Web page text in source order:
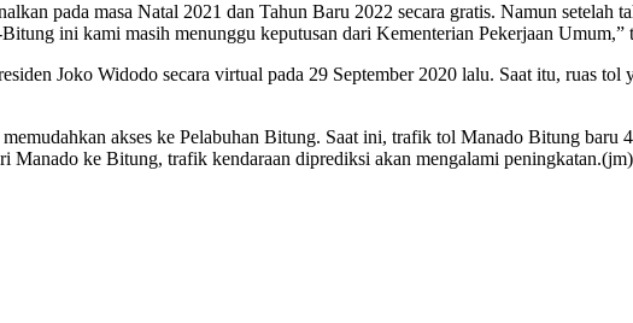
pada masa Natal 2021 dan Tahun Baru 2022 secara gratis. Namun
ini kami masih menunggu keputusan dari Kementerian Pekerjaan Umum,”
Joko Widodo secara virtual pada 29 September 2020 lalu. Saat itu, ruas
akses ke Pelabuhan Bitung. Saat ini, trafik tol Manado Bitung
Manado ke Bitung, trafik kendaraan diprediksi akan mengalami peningkatan.(jm)